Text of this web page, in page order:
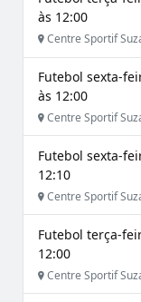
às 12:00
Centre Sportif
Futebol sexta-
às 12:00
Centre Sportif
Futebol sexta-
12:10
Centre Sportif
Futebol terça-
12:00
Centre Sportif